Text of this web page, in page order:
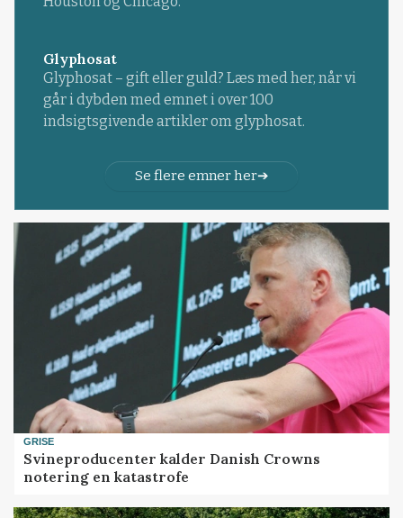
Glyphosat
Glyphosat – gift eller guld? Læs med her, når vi
går i dybden med emnet i over 100
indsigtsgivende artikler om glyphosat.
Se flere emner her
GRISE
Svineproducenter kalder Danish Crowns
notering en katastrofe